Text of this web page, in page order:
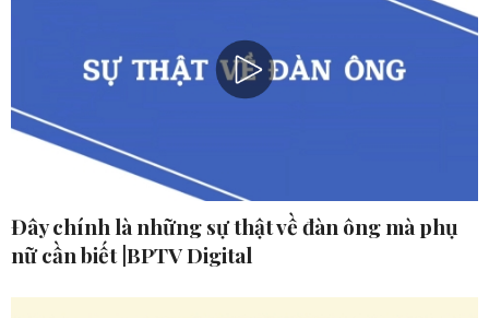
Đây chính là những sự thật về đàn ông mà phụ
nữ cần biết |BPTV Digital